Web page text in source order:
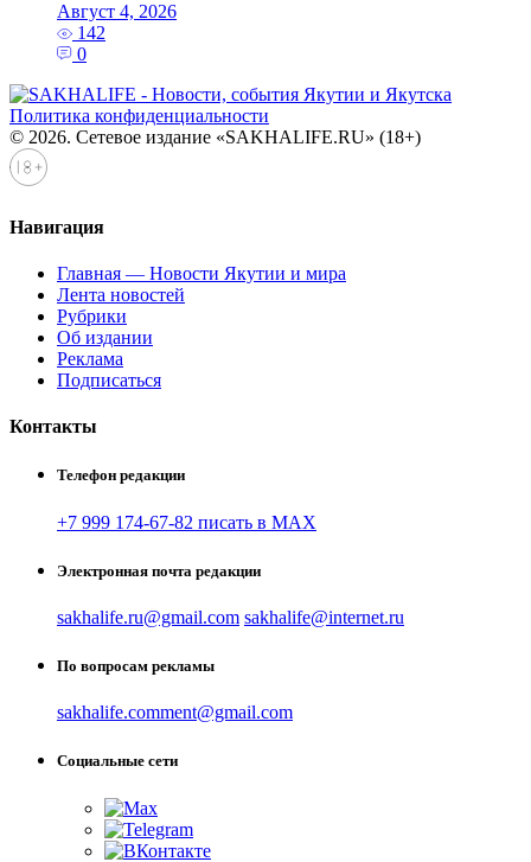
Август 4, 2026
142
0
Политика конфиденциальности
© 2026. Сетевое издание «SAKHALIFE.RU» (18+)
Навигация
Главная — Новости Якутии и мира
Лента новостей
Рубрики
Об издании
Реклама
Подписаться
Контакты
Телефон редакции
+7 999 174-67-82 писать в MAX
Электронная почта редакции
sakhalife.ru@gmail.com sakhalife@internet.ru
По вопросам рекламы
sakhalife.comment@gmail.com
Социальные сети